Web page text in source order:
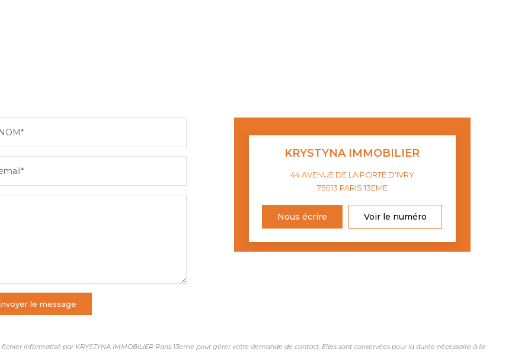
le message
KRYSTYNA IMMOBILIER
44 AVENUE DE LA PORTE D'IVRY
75013 PARIS 13EME
Nous écrire Voir le numéro
informatisé par KRYSTYNA IMMOBILIER Paris 13eme pour gérer votre demande de contact. Elles sont conservées pour la durée nécessaire à la